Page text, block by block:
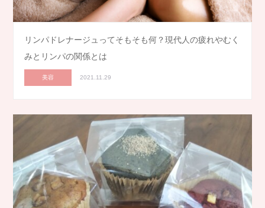
リンパドレナージュってそもそも何？現代人の疲れやむく
みとリンパの関係とは
美容 2021.11.29